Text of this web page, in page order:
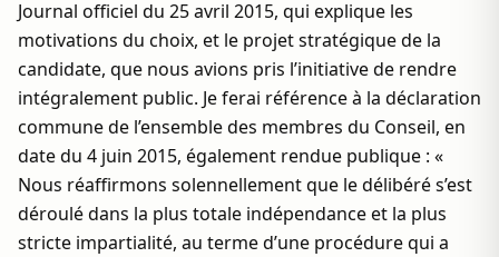
Journal officiel du 25 avril 2015, qui explique les
motivations du choix, et le projet stratégique de la
candidate, que nous avions pris l’initiative de rendre
intégralement public. Je ferai référence à la déclaration
commune de l’ensemble des membres du Conseil, en
date du 4 juin 2015, également rendue publique : «
Nous réaffirmons solennellement que le délibéré s’est
déroulé dans la plus totale indépendance et la plus
stricte impartialité, au terme d’une procédure qui a